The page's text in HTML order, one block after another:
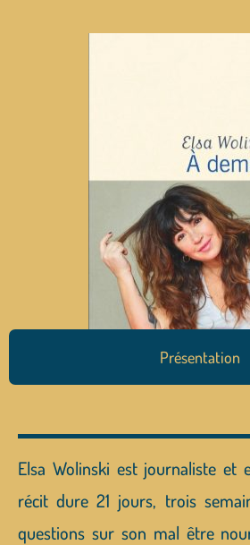
Présentation
Elsa Wolinski est journaliste et
récit dure 21 jours, trois
questions sur son mal être